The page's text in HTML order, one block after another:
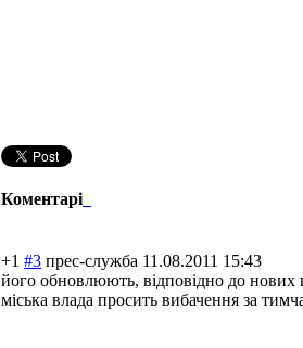
Коментарі
+1 #3 прес-служба 11.08.2011 15:43
його обновлюють, відповідно до нових
міська влада просить вибачення за